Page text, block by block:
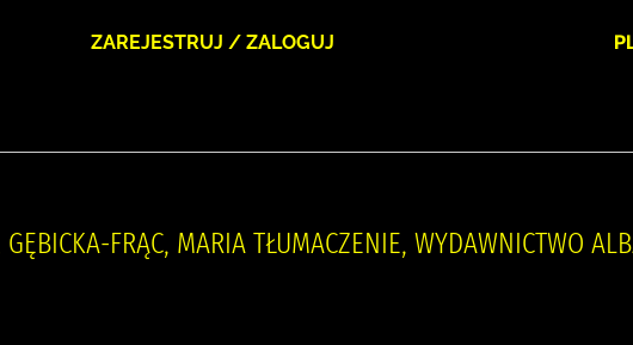
ZAREJESTRUJ / ZALOGUJ
FRĄC, MARIA TŁUMACZENIE, WYDAWNICTWO